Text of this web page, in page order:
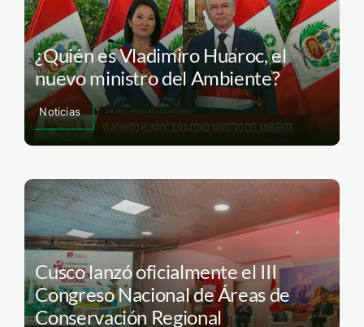
¿Quién es Vladimiro Huaroc, el
nuevo ministro del Ambiente?
Noticias
Cusco lanzó oficialmente el III
Congreso Nacional de Áreas de
Conservación Regional